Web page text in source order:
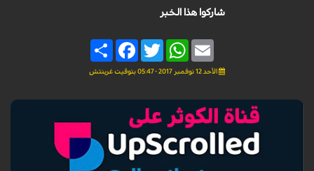
شاركوا هذا الخبر
Share
FacebookTwitter
WhatsAppEmail
الأحد 12 نوفمبر 2017 - 05:47 بتوقيت غرينتش